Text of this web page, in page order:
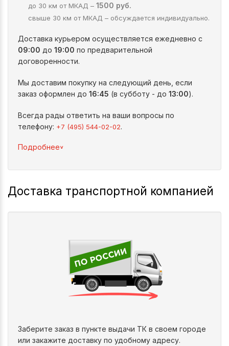
до 30 км от МКАД – 1500 руб.
свыше 30 км от МКАД – обсуждается индивидуально.
Доставка курьером осуществляется ежедневно с
09:00 до 19:00 по предварительной
договоренности.
Мы доставим покупку на следующий день, если
заказ оформлен до 16:45 (в субботу - до 13:00).
Всегда рады ответить на ваши вопросы по
телефону: +7 (495) 544-02-02.
Подробнее^
Доставка транспортной компанией
Заберите заказ в пункте выдачи ТК в своем городе
или закажите доставку по удобному адресу.